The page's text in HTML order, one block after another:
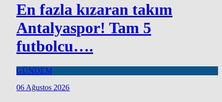
En fazla kızaran takım
Antalyaspor! Tam 5
futbolcu….
GÜNDEM
06 Ağustos 2026